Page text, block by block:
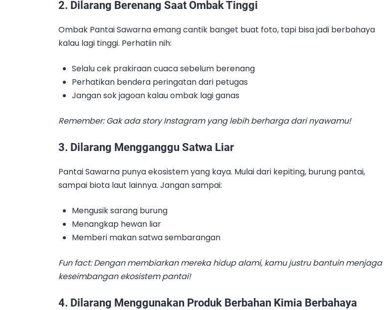
2. Dilarang Berenang Saat Ombak Tinggi
Ombak Pantai Sawarna emang cantik banget buat foto, tapi bisa jadi berbahaya
kalau lagi tinggi. Perhatiin nih:
Selalu cek prakiraan cuaca sebelum berenang
Perhatikan bendera peringatan dari petugas
Jangan sok jagoan kalau ombak lagi ganas
Remember: Gak ada story Instagram yang lebih berharga dari nyawamu!
3. Dilarang Mengganggu Satwa Liar
Pantai Sawarna punya ekosistem yang kaya. Mulai dari kepiting, burung pantai,
sampai biota laut lainnya. Jangan sampai:
Mengusik sarang burung
Menangkap hewan liar
Memberi makan satwa sembarangan
Fun fact: Dengan membiarkan mereka hidup alami, kamu justru bantuin menjaga
keseimbangan ekosistem pantai!
4. Dilarang Menggunakan Produk Berbahan Kimia Berbahaya